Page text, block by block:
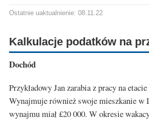
Ostatnie uaktualnienie: 08.11.22
Kalkulacje podatków na
Dochód
Przykładowy Jan zarabia z pracy na
Wynajmuje również swoje mieszkanie w
wynajmu miał £20 000. W okresie